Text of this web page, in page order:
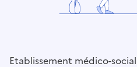
Etablissement médico-